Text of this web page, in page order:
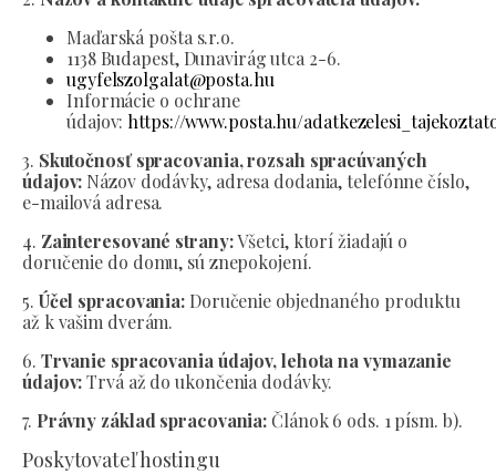
Maďarská pošta s.r.o.
1138 Budapest, Dunavirág utca 2-6.
ugyfelszolgalat@posta.hu
Informácie o ochrane
údajov: https://www.posta.hu/
3. Skutočnosť spracovania, rozsah spracúvaných
údajov: Názov dodávky, adresa dodania, telefónne číslo,
e-mailová adresa.
4. Zainteresované strany:Všetci, ktorí žiadajú o
doručenie do domu, sú znepokojení.
5. Účel spracovania: Doručenie objednaného produktu
až k vašim dverám.
6. Trvanie spracovania údajov, lehota na vymazanie
údajov:Trvá až do ukončenia dodávky.
7. Právny základ spracovania:Článok 6 ods. 1 písm. b).
Poskytovateľ hostingu